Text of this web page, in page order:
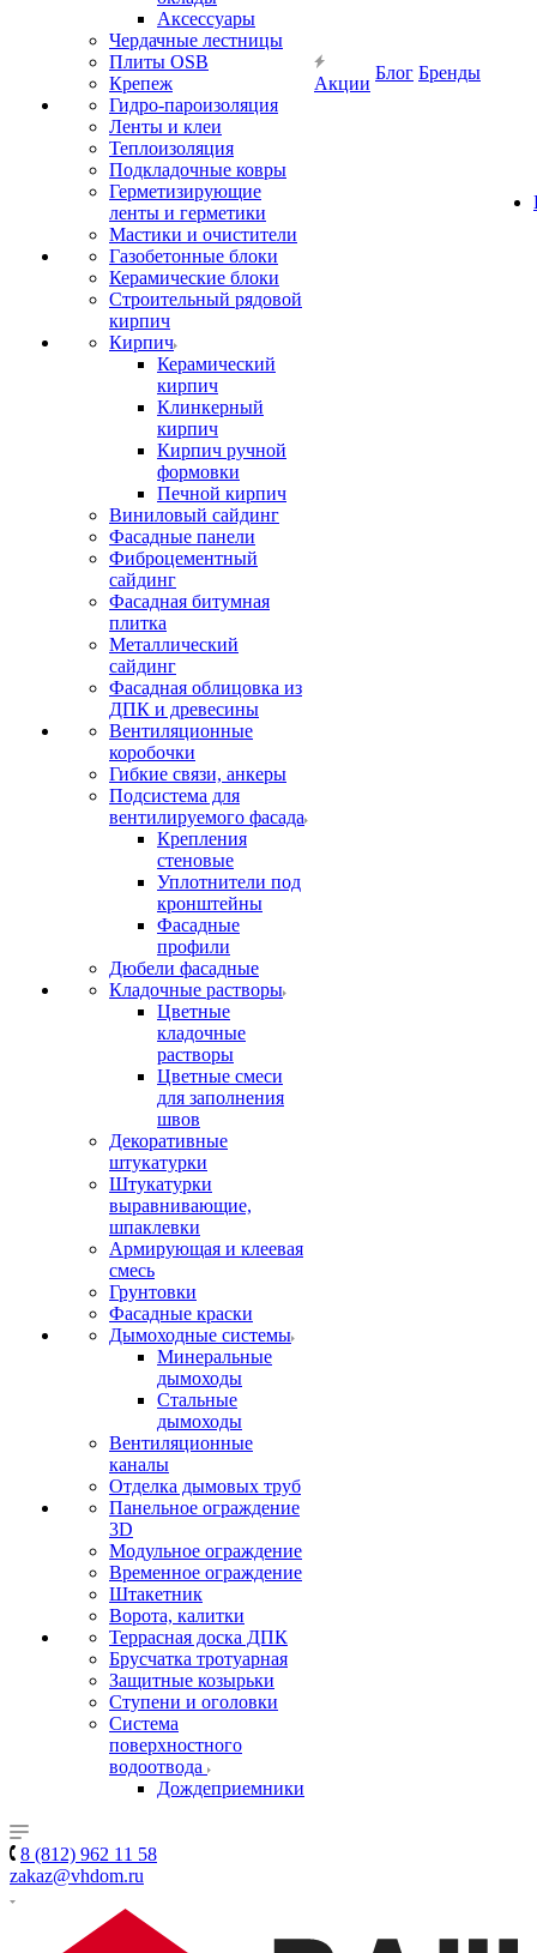
Аксессуары
Чердачные лестницы
Плиты OSB
Крепеж
Гидро-пароизоляция
Ленты и клеи
Теплоизоляция
Подкладочные ковры
Герметизирующие
ленты и герметики
Мастики и очистители
Газобетонные блоки
Керамические блоки
Строительный рядовой
кирпич
Кирпич
Керамический
кирпич
Клинкерный
кирпич
Кирпич ручной
формовки
Печной кирпич
Виниловый сайдинг
Фасадные панели
Фиброцементный
сайдинг
Фасадная битумная
плитка
Металлический
сайдинг
Фасадная облицовка из
ДПК и древесины
Вентиляционные
коробочки
Гибкие связи, анкеры
Подсистема для
вентилируемого фасада
Крепления
стеновые
Уплотнители под
кронштейны
Фасадные
профили
Дюбели фасадные
Кладочные растворы
Цветные
кладочные
растворы
Цветные смеси
для заполнения
швов
Декоративные
штукатурки
Штукатурки
выравнивающие,
шпаклевки
Армирующая и клеевая
смесь
Грунтовки
Фасадные краски
Дымоходные системы
Минеральные
дымоходы
Стальные
дымоходы
Вентиляционные
каналы
Отделка дымовых труб
Панельное ограждение
3D
Модульное ограждение
Временное ограждение
Штакетник
Ворота, калитки
Террасная доска ДПК
Брусчатка тротуарная
Защитные козырьки
Ступени и оголовки
Система
поверхностного
водоотвода
Дождеприемники
Акции
Блог Бренды
8 (812) 962 11 58
zakaz@vhdom.ru